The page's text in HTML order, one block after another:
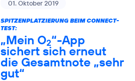
01. Oktober 2019
SPITZENPLATZIERUNG BEIM CONNECT-
TEST:
„Mein O2“-App
sichert sich erneut
die Gesamtnote „sehr
gut“